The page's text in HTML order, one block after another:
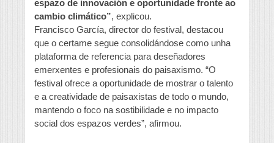
espazo de innovación e oportunidade fronte ao
cambio climático”, explicou.
Francisco García, director do festival, destacou
que o certame segue consolidándose como unha
plataforma de referencia para deseñadores
emerxentes e profesionais do paisaxismo. “O
festival ofrece a oportunidade de mostrar o talento
e a creatividade de paisaxistas de todo o mundo,
mantendo o foco na sostibilidade e no impacto
social dos espazos verdes”, afirmou.